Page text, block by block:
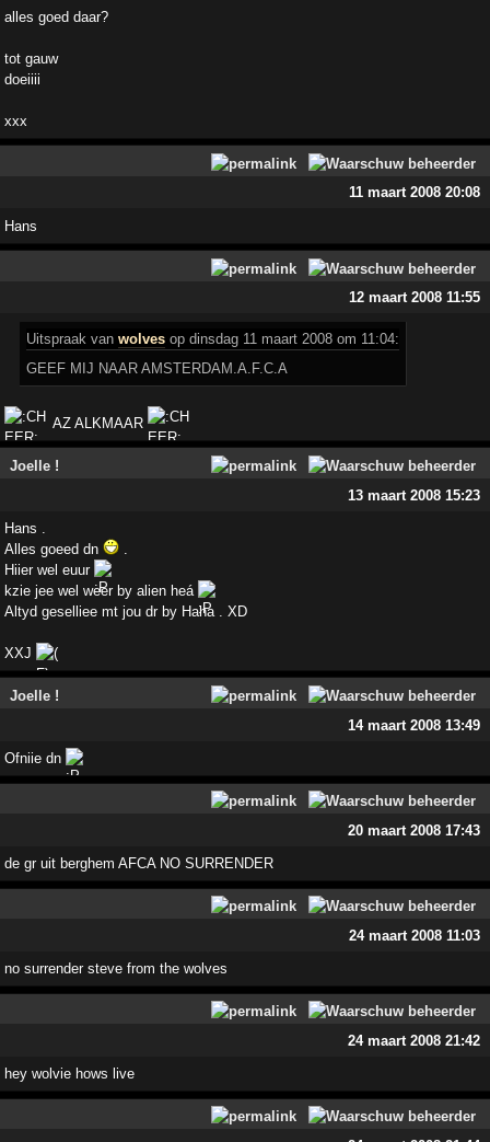
alles goed daar?
tot gauw
doeiiii
xxx
11 maart 2008 20:08
Hans
12 maart 2008 11:55
Uitspraak vanwolves op dinsdag 11 maart 2008 om 11:04:
GEEF MIJ NAAR AMSTERDAM.A.F.C.A
AZ ALKMAAR
Joelle !
13 maart 2008 15:23
Hans .
Alles goeed dn
.
Hiier wel euur
kzie jee wel weer by alien heá
Altyd geselliee mt jou dr by Haha . XD
XXJ
Joelle !
14 maart 2008 13:49
Ofniie dn
20 maart 2008 17:43
de gr uit berghem AFCA NO SURRENDER
24 maart 2008 11:03
no surrender steve from the wolves
24 maart 2008 21:42
hey wolvie hows live